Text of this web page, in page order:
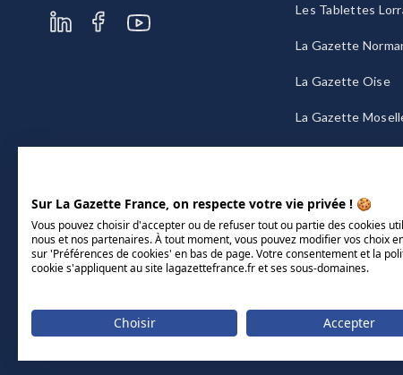
Les Tablettes
La Gazette
La Gazette Oise
La Gazette
Mentions légales CGU/CGV
Sur La Gazette France, on respecte votre vie privée ! 🍪
Vous pouvez choisir d'accepter ou de refuser tout ou partie des cookies
nous et nos partenaires. À tout moment, vous pouvez modifier vos choix
sur 'Préférences de cookies' en bas de page. Votre consentement et la
cookie s'appliquent au site lagazettefrance.fr et ses sous-domaines.
Choisir Accepter